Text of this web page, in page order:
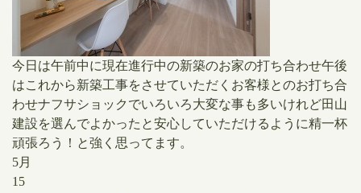
今日は午前中に現在進行中の新築のお家の打ち合わせ午後
はこれから新築工事をさせていただくお客様とのお打ち合
わせナフサショックでいろいろ大変な事も多いけれど田山
建設を選んでよかったと安心していただけるように精一杯
頑張ろう！と強く思ってます。
5月
15